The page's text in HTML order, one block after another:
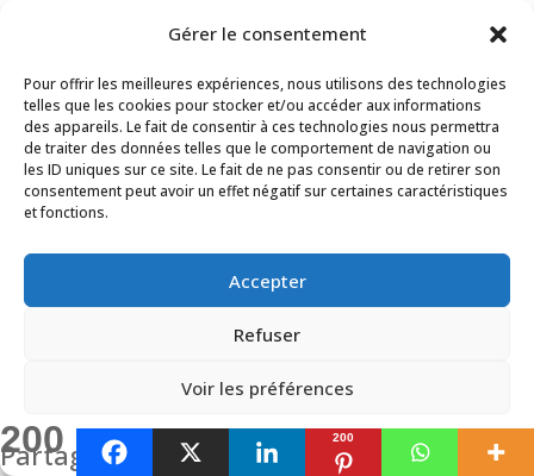
Gérer le consentement
Pour offrir les meilleures expériences, nous utilisons des technologies
telles que les cookies pour stocker et/ou accéder aux informations
des appareils. Le fait de consentir à ces technologies nous permettra
de traiter des données telles que le comportement de navigation ou
les ID uniques sur ce site. Le fait de ne pas consentir ou de retirer son
consentement peut avoir un effet négatif sur certaines caractéristiques
et fonctions.
Accepter
Refuser
Voir les préférences
Politique de cookies Politique de confidentialité
200
Partages 200
jambes non pliées , je peux me baisser et
presque toucher mes bouts de pieds ..
pensez vous aussi à probleme de hanche
ou une autre idée ..on ne m’a jamais
parlé de spondylolisthésis, pourtant de
et jambe ( vers l’interieur) , j’ai eu
pendant 3 mois une paralysie de la
ceinture aux bouts des pieds (il y a une
scanners irm radios etc n’ont rien
montré au point que les toubibs m’ont
dit que c’etait « psychologique » , peu à